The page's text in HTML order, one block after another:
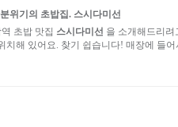
위기의 초밥집. 스시다미선
초밥 맛집 스시다미선 을 소개해드리려
치해 있어요. 찾기 쉽습니다! 매장에 들